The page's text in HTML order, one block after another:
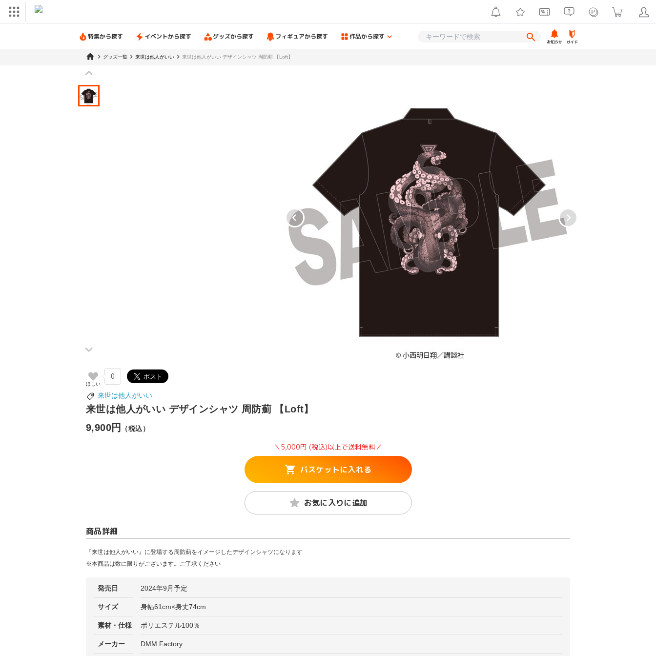
特集から探す イベントから探す グッズから探す フィギュアから探す 作品から探す
お知らせ ガイド
グッズ一覧 来世は他人がいい 来世は他人がいい デザインシャツ 周防薊 【Loft】
0
来世は他人がいい
来世は他人がいい デザインシャツ 周防薊 【Loft】
9,900円
（税込）
＼5,000円 (税込)以上で送料無料／
バスケットに入れる
お気に入りに追加
商品詳細
『来世は他人がいい』に登場する周防薊をイメージしたデザインシャツになります
※本商品は数に限りがございます。ご了承ください
発売日 2024年9月予定
サイズ 身幅61cm×身丈74cm
素材・仕様 ポリエステル100％
メーカー DMM Factory